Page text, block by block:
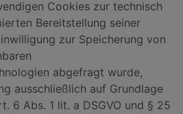
Cookies zur technisch
Bereitstellung seiner
zur Speicherung von
abgefragt wurde,
ausschließlich auf Grundlage
6 Abs. 1 lit. a DSGVO und § 25